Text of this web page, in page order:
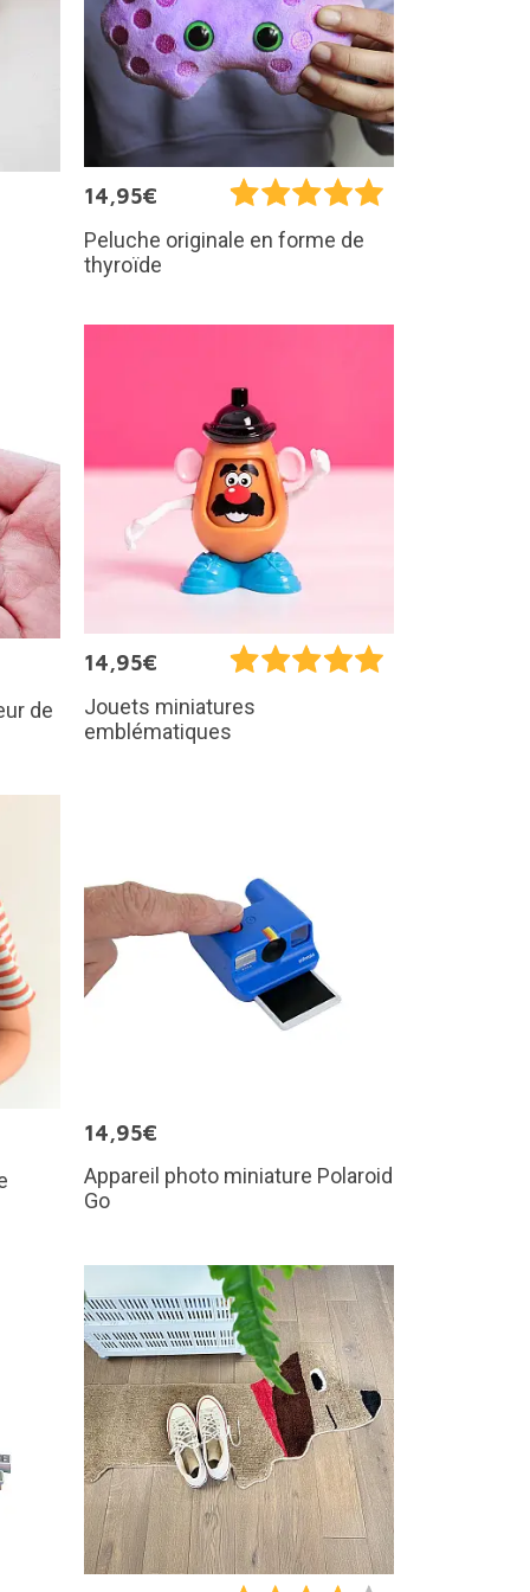
14,95€
Peluche originale en forme de
thyroïde
de
14,95€
Jouets miniatures
emblématiques
14,95€
Appareil photo miniature Polaroid
Go